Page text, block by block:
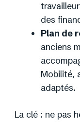
des
Plan de
anciens
Mobilité,
adaptés.
La clé : ne pas